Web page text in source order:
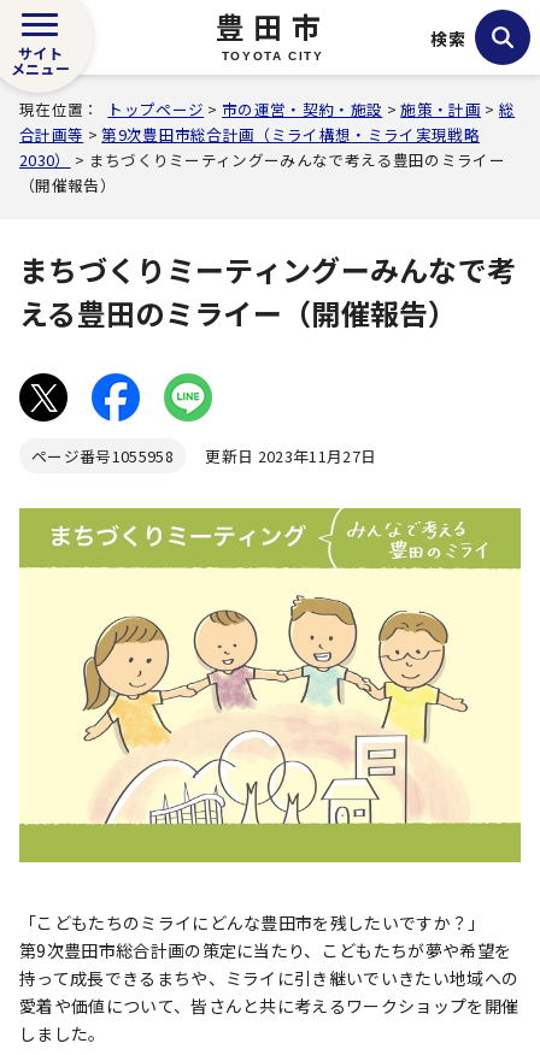
豊田市
TOYOTA CITY
サイト
メニュー
検索
現在位置： トップページ >市の運営・契約・施設 >施策・計画> 総
合計画等 >第9次豊田市総合計画（ミライ構想・ミライ実現戦略
2030）
> まちづくりミーティングーみんなで考える豊田のミライー
（開催報告）
まちづくりミーティングーみんなで考
える豊田のミライー（開催報告）
ページ番号1055958 更新日 2023年11月27日
「こどもたちのミライにどんな豊田市を残したいですか？」
第9次豊田市総合計画の策定に当たり、こどもたちが夢や希望を
持って成長できるまちや、ミライに引き継いでいきたい地域への
愛着や価値について、皆さんと共に考えるワークショップを開催
しました。